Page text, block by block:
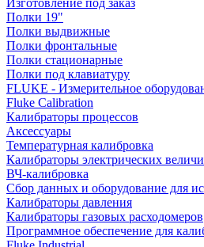
Изготовление под заказ
Полки 19"
Полки выдвижные
Полки фронтальные
Полки стационарные
Полки под клавиатуру
FLUKE - Измерительное
Fluke Calibration
Калибраторы процессов
Аксессуары
Температурная калибровка
Калибраторы электрических
ВЧ-калибровка
Сбор данных и оборудование для
Калибраторы давления
Калибраторы газовых расходомеров
Программное обеспечение для